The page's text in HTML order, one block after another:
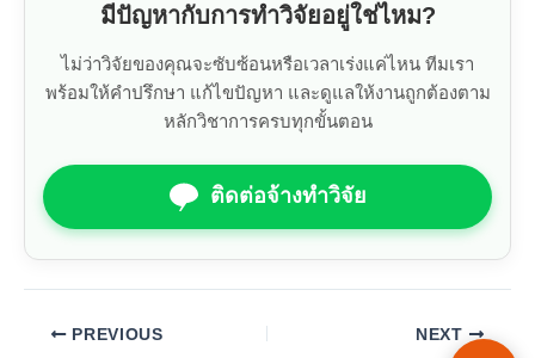
มีปัญหากับการทำวิจัยอยู่ใช่ไหม?
ไม่ว่าวิจัยของคุณจะซับซ้อนหรือเวลาเร่งแค่ไหน ทีมเรา
พร้อมให้คำปรึกษา แก้ไขปัญหา และดูแลให้งานถูกต้องตาม
หลักวิชาการครบทุกขั้นตอน
ติดต่อจ้างทำวิจัย
PREVIOUS NEXT